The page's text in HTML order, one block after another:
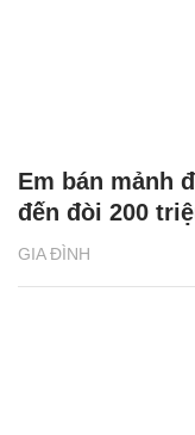
GIA ĐÌNH
Em bán mảnh
đến đòi 200